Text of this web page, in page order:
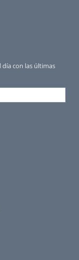
día con las últimas